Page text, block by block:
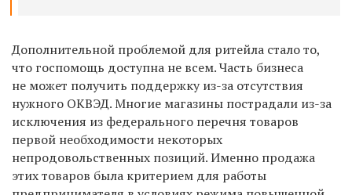
Дополнительной проблемой для ритейла стало то,
что госпомощь доступна не всем. Часть бизнеса
не может получить поддержку из-за отсутствия
нужного ОКВЭД. Многие магазины пострадали из-за
исключения из федерального перечня товаров
первой необходимости некоторых
непродовольственных позиций. Именно продажа
этих товаров была критерием для работы